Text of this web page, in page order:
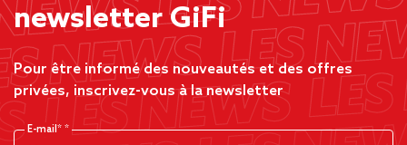
newsletter GiFi
Pour être informé des nouveautés et des offres
privées, inscrivez-vous à la newsletter
E-mail*